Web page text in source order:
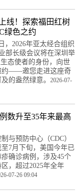
线！探索福田红树
绿色之约
，2026年亚太经合组织
部长级会议将在深圳举
态使者的身份，向世
约——邀您走进这座奇
的盎然绿意。 2026-07-
数升至35年来最高
与预防中心（CDC）
7月下旬，美国今年已
疹确诊病例，涉及45个
，超过2025年全年
07-26 09:04